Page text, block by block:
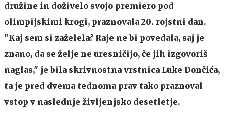
družine in doživelo svojo premiero pod
olimpijskimi krogi, praznovala 20. rojstni dan.
"Kaj sem si zaželela? Raje ne bi povedala, saj je
znano, da se želje ne uresničijo, če jih izgovoriš
naglas," je bila skrivnostna vrstnica Luke Dončića,
ta je pred dvema tednoma prav tako praznoval
vstop v naslednje življenjsko desetletje.